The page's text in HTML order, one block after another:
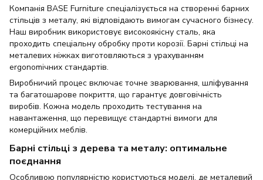
Компанія BASE Furniture спеціалізується на створенні барних
стільців з металу, які відповідають вимогам сучасного бізнесу.
Наш виробник використовує високоякісну сталь, яка
проходить спеціальну обробку проти корозії. Барні стільці на
металевих ніжках виготовляються з урахуванням
ergonomічних стандартів.
Виробничий процес включає точне зварювання, шліфування
та багатошарове покриття, що гарантує довговічність
виробів. Кожна модель проходить тестування на
навантаження, що перевищує стандартні вимоги для
комерційних меблів.
Барні стільці з дерева та металу: оптимальне
поєднання
Особливою популярністю користуються моделі, де металевий